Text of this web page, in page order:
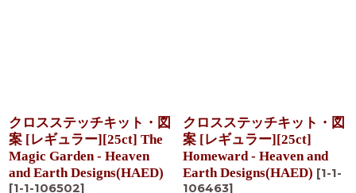
クロスステッチキット・図
案 [レギュラー][25ct] The
Magic Garden - Heaven
and Earth Designs(HAED)
[1-1-106502]
クロスステッチキット・図
案 [レギュラー][25ct]
Homeward - Heaven and
Earth Designs(HAED) [1-1-
106463]